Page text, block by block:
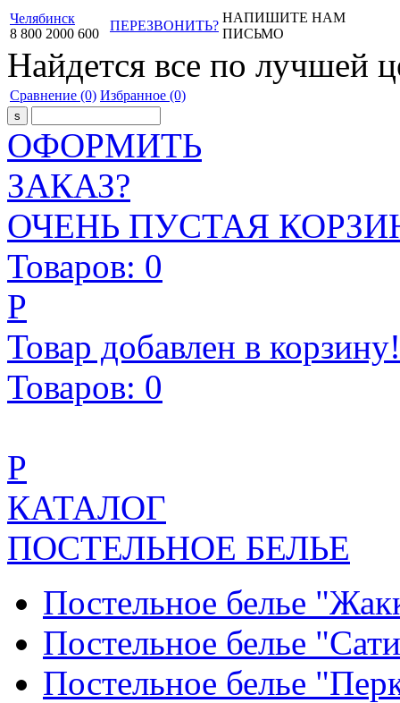
Челябинск
8 800 2000 600
ПЕРЕЗВОНИТЬ?
НАПИШИТЕ НАМ
ПИСЬМО
Найдется все по лучшей
Сравнение (0) Избранное (0)
ОФОРМИТЬ
ЗАКАЗ?
ОЧЕНЬ ПУСТАЯ
Товаров: 0
Р
Товар добавлен в корзину!
Товаров: 0
Р
КАТАЛОГ
ПОСТЕЛЬНОЕ БЕЛЬЕ
Постельное белье
Постельное белье
Постельное белье